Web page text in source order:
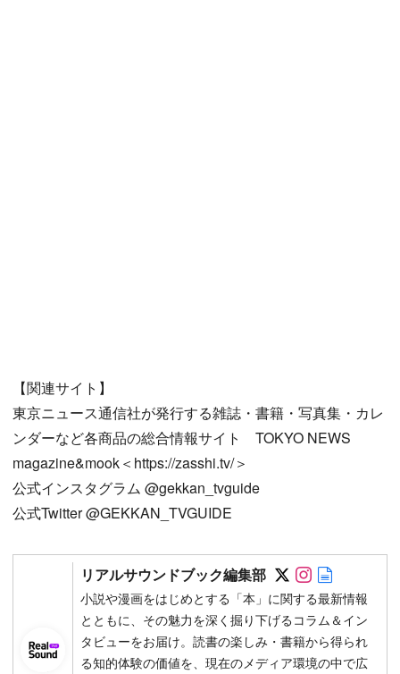
【関連サイト】
東京ニュース通信社が発行する雑誌・書籍・写真集・カレ
ンダーなど各商品の総合情報サイト TOKYO NEWS
magazine&mook＜https://zasshi.tv/＞
公式インスタグラム @gekkan_tvguide
公式Twitter @GEKKAN_TVGUIDE
リアルサウンドブック編集部 Follow on
Follow on
小説や漫画をはじめとする「本」に関する最新情報
とともに、その魅力を深く掘り下げるコラム＆イン
タビューをお届け。読書の楽しみ・書籍から得られ
る知的体験の価値を、現在のメディア環境の中で広